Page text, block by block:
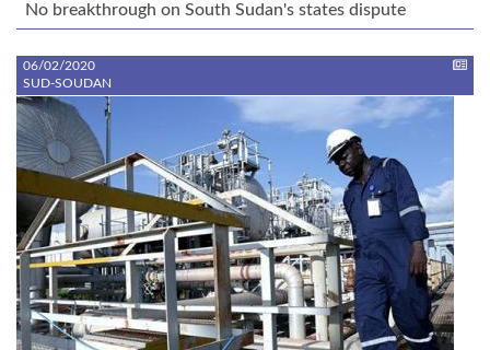
No breakthrough on South Sudan's states dispute
06/02/2020
SUD-SOUDAN